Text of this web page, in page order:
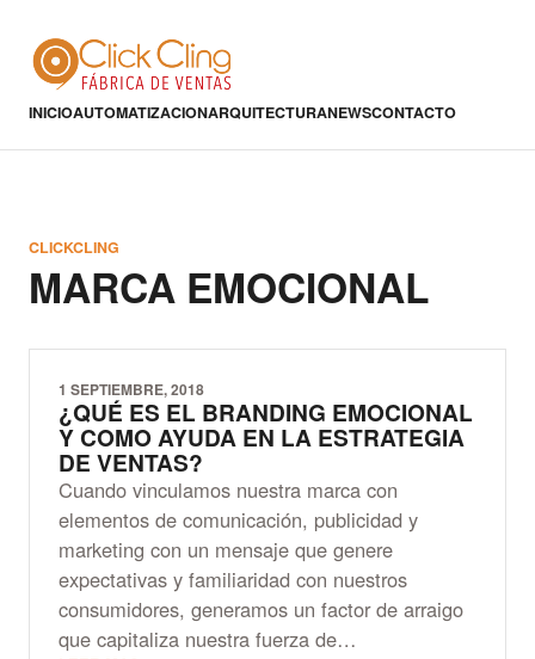
INICIOAUTOMATIZACIONARQUITECTURANEWSCONTACTO
CLICKCLING
MARCA EMOCIONAL
1 SEPTIEMBRE, 2018
¿QUÉ ES EL BRANDING EMOCIONAL
Y COMO AYUDA EN LA ESTRATEGIA
DE VENTAS?
Cuando vinculamos nuestra marca con
elementos de comunicación, publicidad y
marketing con un mensaje que genere
expectativas y familiaridad con nuestros
consumidores, generamos un factor de arraigo
que capitaliza nuestra fuerza de…